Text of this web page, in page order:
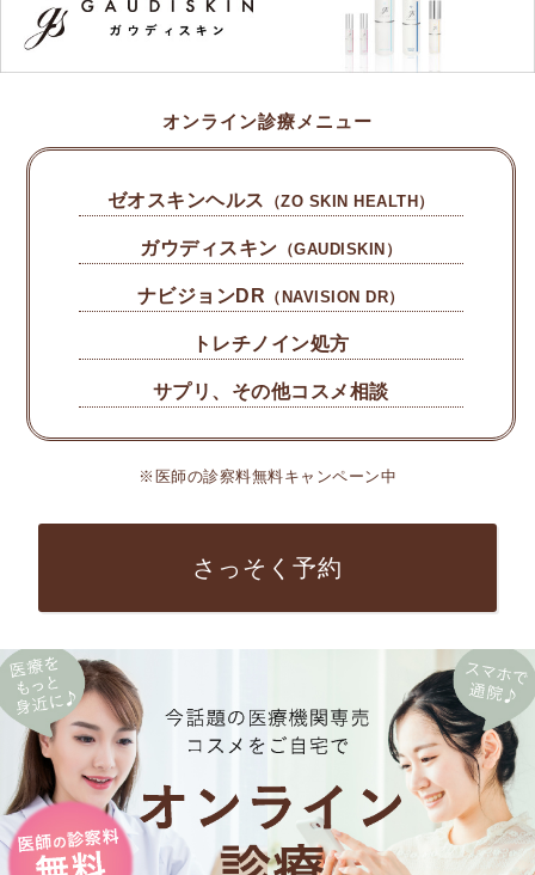
オンライン診療メニュー
ゼオスキンヘルス （ZO SKIN HEALTH）
ガウディスキン （GAUDISKIN）
ナビジョンDR （NAVISION DR）
トレチノイン処方
サプリ、その他コスメ相談
※医師の診察料無料キャンペーン中
さっそく予約